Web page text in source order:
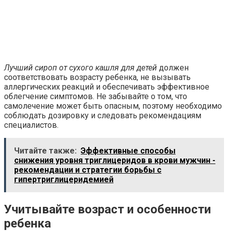
Лучший сироп от сухого кашля для детей должен
соответствовать возрасту ребенка, не вызывать
аллергических реакций и обеспечивать эффективное
облегчение симптомов. Не забывайте о том, что
самолечение может быть опасным, поэтому необходимо
соблюдать дозировку и следовать рекомендациям
специалистов.
Читайте также: Эффективные способы
снижения уровня триглицеридов в крови мужчин -
рекомендации и стратегии борьбы с
гипертриглицеридемией
Учитывайте возраст и особенности
ребенка